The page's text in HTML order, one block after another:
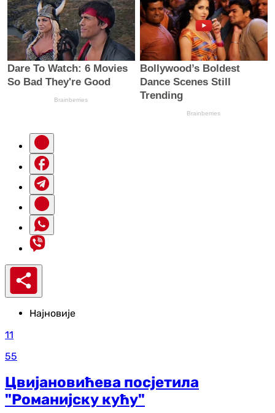
Најновије
11
55
Цвијановићева посјетила
"Романијску кућу"